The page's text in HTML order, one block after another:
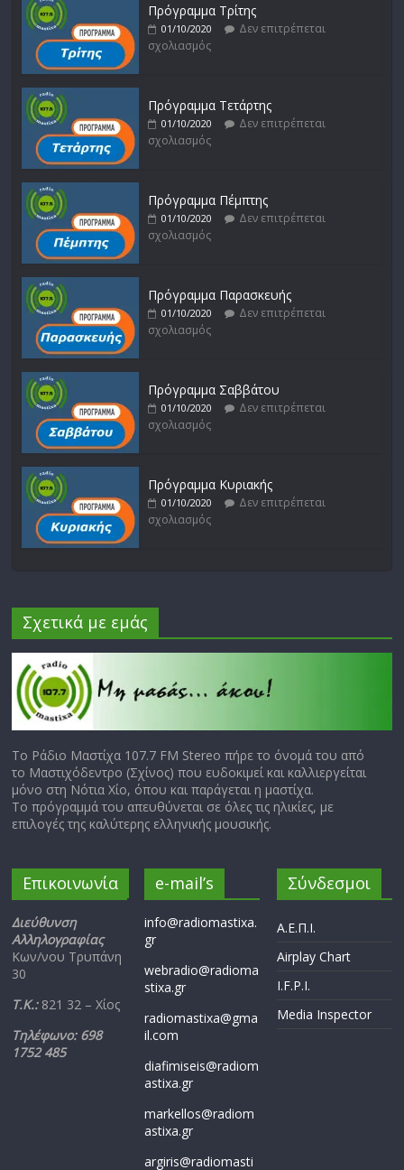
Πρόγραμμα Τρίτης
01/10/2020
Δεν επιτρέπεται
σχολιασμός
Πρόγραμμα Τετάρτης
01/10/2020
Δεν επιτρέπεται
σχολιασμός
Πρόγραμμα Πέμπτης
01/10/2020
Δεν επιτρέπεται
σχολιασμός
Πρόγραμμα Παρασκευής
01/10/2020
Δεν επιτρέπεται
σχολιασμός
Πρόγραμμα Σαββάτου
01/10/2020
Δεν επιτρέπεται
σχολιασμός
Πρόγραμμα Κυριακής
01/10/2020
Δεν επιτρέπεται
σχολιασμός
Σχετικά με εμάς
Το Ράδιο Μαστίχα 107.7 FM Stereo πήρε το όνομά του από
το Μαστιχόδεντρο (Σχίνος) που ευδοκιμεί και καλλιεργείται
μόνο στη Νότια Χίο, όπου και παράγεται η μαστίχα.
Το πρόγραμμά του απευθύνεται σε όλες τις ηλικίες, με
επιλογές της καλύτερης ελληνικής μουσικής.
Επικοινωνία
Διεύθυνση
Αλληλογραφίας
Κων/νου Τρυπάνη
30
Τ.Κ.: 821 32 – Χίος
Τηλέφωνο: 698
1752 485
e-mail’s
info@radiomastixa.
gr
webradio@radioma
stixa.gr
radiomastixa@gma
il.com
diafimiseis@radiom
astixa.gr
markellos@radiom
astixa.gr
argiris@radiomasti
Σύνδεσμοι
Α.Ε.Π.Ι.
Airplay Chart
I.F.P.I.
Media Inspector